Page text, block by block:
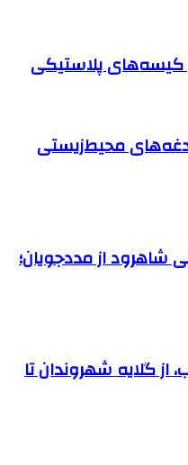
کیسه‌های پلاستیکی
محیط‌زیستی
شاهرود از مددجویان؛
گلایه شهروندان تا